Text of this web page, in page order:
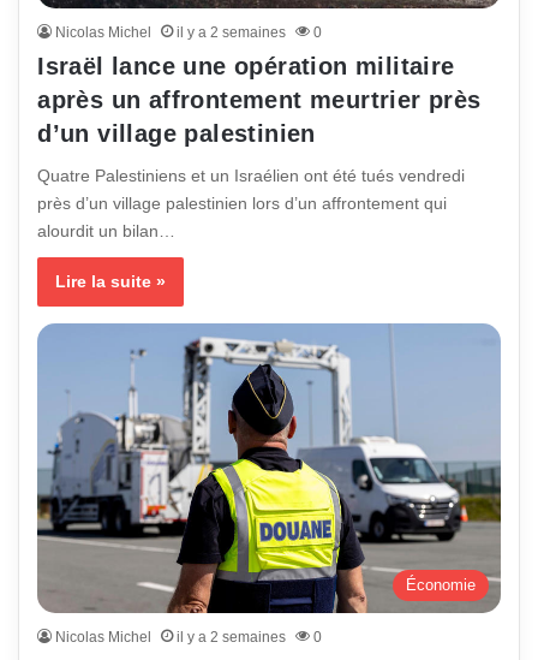
Nicolas Michel il y a 2 semaines 0
Israël lance une opération militaire
après un affrontement meurtrier près
d’un village palestinien
Quatre Palestiniens et un Israélien ont été tués vendredi
près d’un village palestinien lors d’un affrontement qui
alourdit un bilan…
Lire la suite »
Économie
Nicolas Michel il y a 2 semaines 0